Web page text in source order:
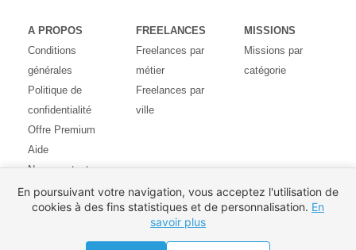
A PROPOS
Conditions
générales
Politique de
confidentialité
Offre Premium
Aide
Nous contacter
Avis des
utilisateurs
FREELANCES
Freelances par
métier
Freelances par
ville
MISSIONS
Missions par
catégorie
En poursuivant votre navigation, vous acceptez l'utilisation de
cookies à des fins statistiques et de personnalisation. En
savoir plus